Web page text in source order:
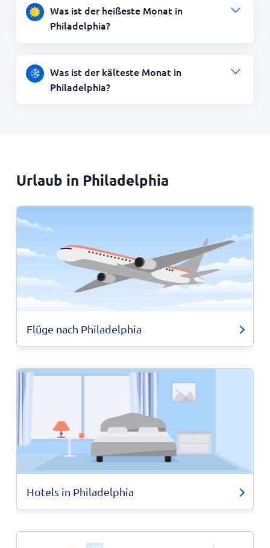
Was ist der heißeste Monat in
Philadelphia?
Was ist der kälteste Monat in
Philadelphia?
Urlaub in Philadelphia
Flüge nach Philadelphia
Hotels in Philadelphia